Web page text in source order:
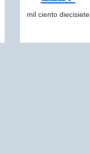
mil ciento diecisiete